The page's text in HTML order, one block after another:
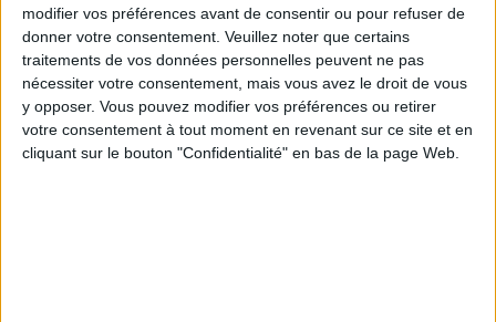
modifier vos préférences avant de consentir ou pour refuser de
donner votre consentement. Veuillez noter que certains
traitements de vos données personnelles peuvent ne pas
nécessiter votre consentement, mais vous avez le droit de vous
y opposer. Vous pouvez modifier vos préférences ou retirer
votre consentement à tout moment en revenant sur ce site et en
cliquant sur le bouton "Confidentialité" en bas de la page Web.
Peut-on remplacer la viande par des féculents ?
Consultation diététique du 05/08/2026